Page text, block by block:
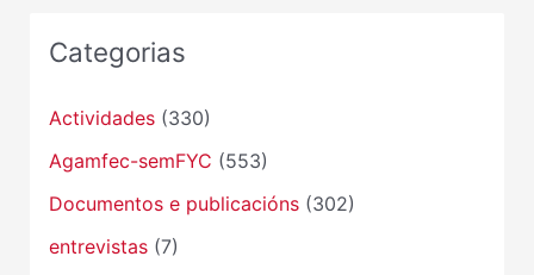
Categorias
Actividades(330)
Agamfec-semFYC (553)
Documentos e publicacións(302)
entrevistas(7)